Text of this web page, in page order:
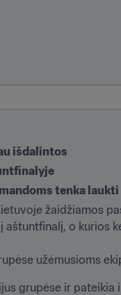
išdalintos
tenka laukti
žaidžiamos
o kurios
užėmusioms
grupėse ir